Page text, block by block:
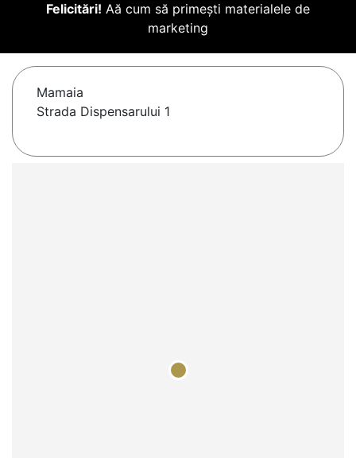
Felicitări! Aă cum să primești materialele de
marketing
Mamaia
Strada Dispensarului 1